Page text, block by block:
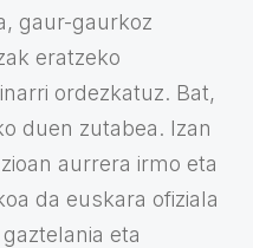
gaur-gaurkoz
eratzeko
ordezkatuz. Bat,
duen zutabea. Izan
aurrera irmo eta
da euskara ofiziala
eta